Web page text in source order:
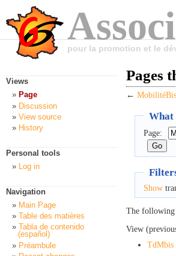
pour la promotion et le
Pages
← MobilitéBis
What
Page:
Show
The following
View
TdMbis
Views
Page
Discussion
View source
History
Personal tools
Log in
Navigation
Main Page
Table des matières
Tabla de contenido
(español)
Préambule